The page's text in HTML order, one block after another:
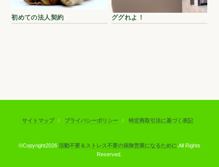
初めての法人契約 ググれよ！
サイトマップ プライバシーポリシー 特定商取引法に基づく表記
©Copyright2026 活動不要＆ストレス不要の保険営業になるために .All Rights
Reserved.